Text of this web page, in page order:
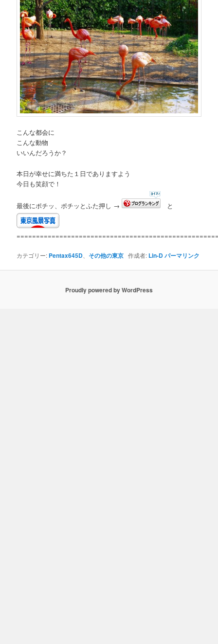
こんな都会に
こんな動物
いいんだろうか？
本日が幸せに満ちた１日でありますよう
今日も笑顔で！
最後にポチッ、ポチッとふた押し → と
カテゴリー: Pentax645D その他の東京 作成者: Lin-Dパーマリンク
Proudly powered by WordPress